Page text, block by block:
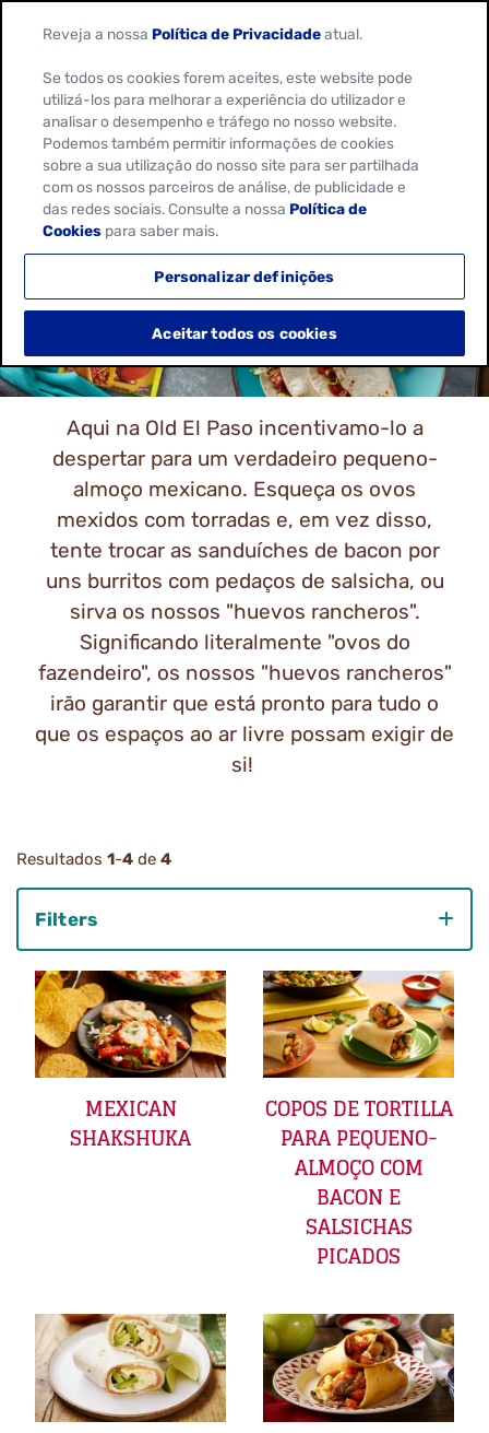
RECEITAS MEXICANAS
PARA O PEQUENO-
ALMOÇO
Aqui na Old El Paso incentivamo-lo a
despertar para um verdadeiro pequeno-
almoço mexicano. Esqueça os ovos
mexidos com torradas e, em vez disso,
tente trocar as sanduíches de bacon por
uns burritos com pedaços de salsicha, ou
sirva os nossos "huevos rancheros".
Significando literalmente "ovos do
fazendeiro", os nossos "huevos rancheros"
irão garantir que está pronto para tudo o
que os espaços ao ar livre possam exigir de
si!
Resultados 1-4 de 4
Filters
Category
MEXICAN
SHAKSHUKA
COPOS DE TORTILLA
PARA PEQUENO-
ALMOÇO COM
BACON E
SALSICHAS
PICADOS
Reveja a nossa Política de Privacidadeatual.
Se todos os cookies forem aceites, este website pode
utilizá-los para melhorar a experiência do utilizador e
analisar o desempenho e tráfego no nosso website.
Podemos também permitir informações de cookies
sobre a sua utilização do nosso site para ser partilhada
com os nossos parceiros de análise, de publicidade e
das redes sociais. Consulte a nossa Política de
Cookies para saber mais.
Personalizar definições
Aceitar todos os cookies